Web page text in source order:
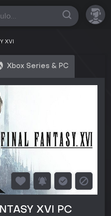
XVI
Xbox Series & PC
XVI PC